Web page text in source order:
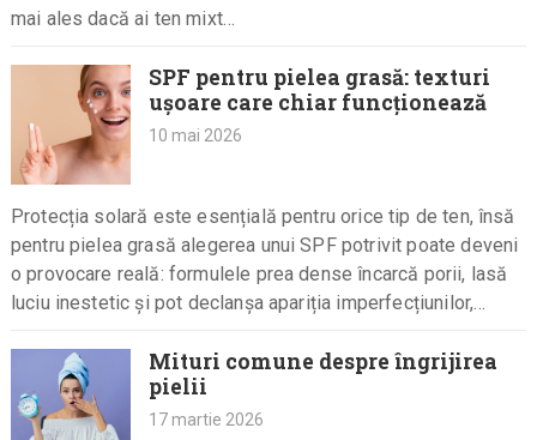
mai ales dacă ai ten mixt…
SPF pentru pielea grasă: texturi
ușoare care chiar funcționează
10 mai 2026
Protecția solară este esențială pentru orice tip de ten, însă
pentru pielea grasă alegerea unui SPF potrivit poate deveni
o provocare reală: formulele prea dense încarcă porii, lasă
luciu inestetic și pot declanșa apariția imperfecțiunilor,…
Mituri comune despre îngrijirea
pielii
17 martie 2026